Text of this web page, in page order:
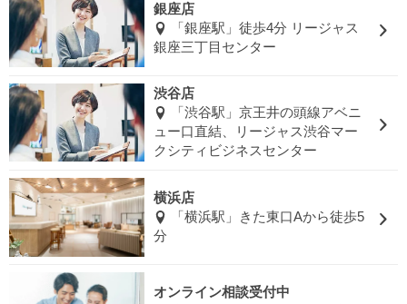
銀座店
「銀座駅」徒歩4分 リージャス
銀座三丁目センター
渋谷店
「渋谷駅」京王井の頭線アベニ
ュー口直結、リージャス渋谷マー
クシティビジネスセンター
横浜店
「横浜駅」きた東口Aから徒歩5
分
オンライン相談受付中